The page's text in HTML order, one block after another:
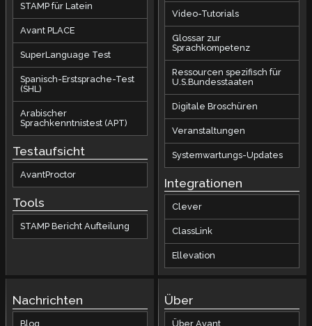
STAMP für Latein
Avant PLACE
SuperLanguage Test
Spanisch-Erstsprache-Test
(SHL)
Arabischer
Sprachkenntnistest (APT)
Testaufsicht
AvantProctor
Tools
STAMP Bericht Aufteilung
Video-Tutorials
Glossar zur
Sprachkompetenz
Ressourcen spezifisch für
U.S.Bundesstaaten
Digitale Broschüren
Veranstaltungen
Systemwartungs-Updates
Integrationen
Clever
ClassLink
Ellevation
Nachrichten
Blog
Über
Über Avant